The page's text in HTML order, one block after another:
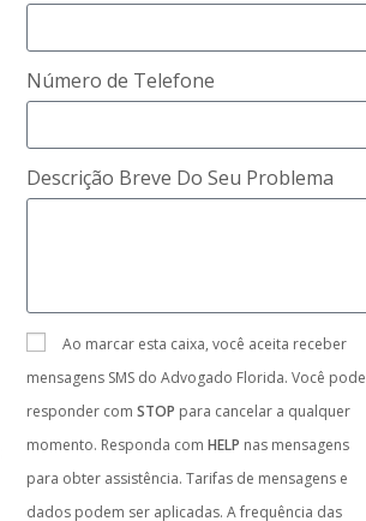
Número de Telefone
Descrição Breve Do Seu Problema
Ao marcar esta caixa, você aceita receber
mensagens SMS do Advogado Florida. Você pode
responder comSTOP para cancelar a qualquer
momento. Responda comHELP nas mensagens
para obter assistência. Tarifas de mensagens e
dados podem ser aplicadas. A frequência das